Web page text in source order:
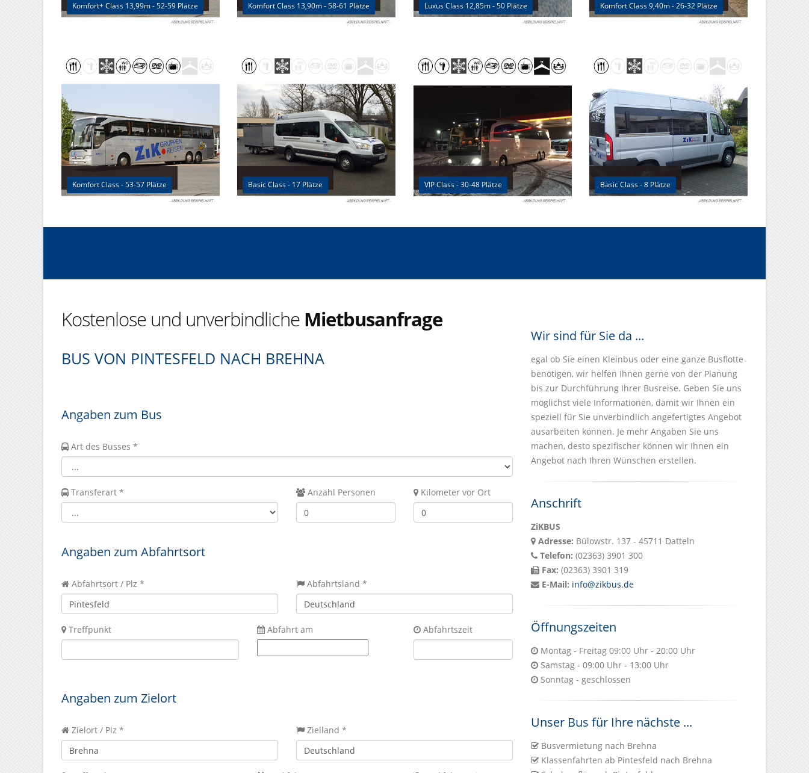
Komfort+ Class 13,99m - 52-59 Plätze Komfort Class 13,90m - 58-61 Plätze Luxus Class 12,85m - 50 Plätze Komfort Class 9,40m - 26-32 Plätze
Komfort Class - 53-57 Plätze Basic Class - 17 Plätze VIP Class - 30-48 Plätze Basic Class - 8 Plätze
Kostenlose und unverbindliche Mietbusanfrage
BUS VON PINTESFELD NACH BREHNA
Angaben zum Bus
Art des Busses *
Transferart * Anzahl Personen Kilometer vor Ort
Angaben zum Abfahrtsort
Abfahrtsort / Plz * Abfahrtsland *
Treffpunkt Abfahrt am Abfahrtszeit
Angaben zum Zielort
Zielort / Plz * Zielland *
Wir sind für Sie da ...
egal ob Sie einen Kleinbus oder eine ganze Busflotte
benötigen, wir helfen Ihnen gerne von der Planung
bis zur Durchführung Ihrer Busreise. Geben Sie uns
möglichst viele Informationen, damit wir Ihnen ein
speziell für Sie unverbindlich angefertigtes Angebot
ausarbeiten können. Je mehr Angaben Sie uns
machen, desto spezifischer können wir Ihnen ein
Angebot nach Ihren Wünschen erstellen.
Anschrift
ZiKBUS
Adresse: Bülowstr. 137 - 45711 Datteln
Telefon: (02363) 3901 300
Fax: (02363) 3901 319
E-Mail: info@zikbus.de
Öffnungszeiten
Montag - Freitag 09:00 Uhr - 20:00 Uhr
Samstag - 09:00 Uhr - 13:00 Uhr
Sonntag - geschlossen
Unser Bus für Ihre nächste ...
Busvermietung nach Brehna
Klassenfahrten ab Pintesfeld nach Brehna